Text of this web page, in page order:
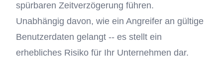
spürbaren Zeitverzögerung führen.
Unabhängig davon, wie ein Angreifer an gültige
Benutzerdaten gelangt -- es stellt ein
erhebliches Risiko für Ihr Unternehmen dar.